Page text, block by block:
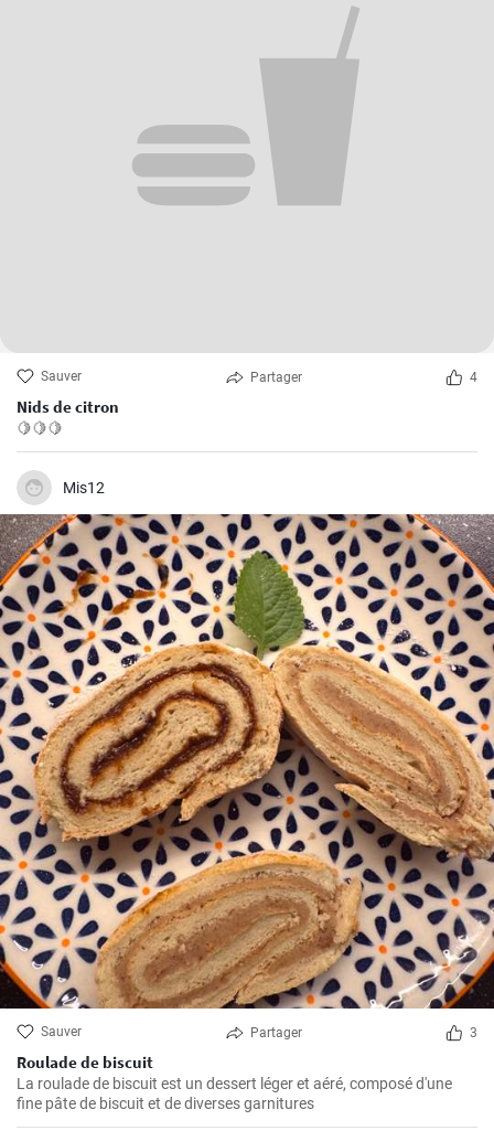
Sauver Partager 4
Nids de citron
🍋🍋🍋
Mis12
Sauver Partager 3
Roulade de biscuit
La roulade de biscuit est un dessert léger et aéré, composé d'une
fine pâte de biscuit et de diverses garnitures